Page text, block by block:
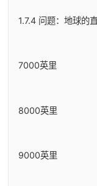
1.7.4 问题：地球的
7000英里
8000英里
9000英里